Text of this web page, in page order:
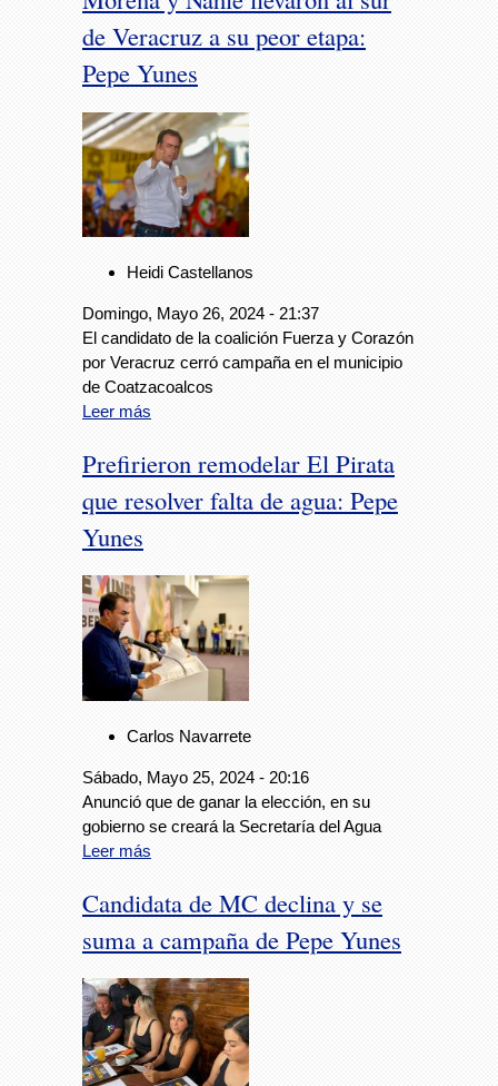
de Veracruz a su peor etapa:
Pepe Yunes
Heidi Castellanos
Domingo, Mayo 26, 2024 - 21:37
El candidato de la coalición Fuerza y Corazón
por Veracruz cerró campaña en el municipio
de Coatzacoalcos
Leer más
Prefirieron remodelar El Pirata
que resolver falta de agua: Pepe
Yunes
Carlos Navarrete
Sábado, Mayo 25, 2024 - 20:16
Anunció que de ganar la elección, en su
gobierno se creará la Secretaría del Agua
Leer más
Candidata de MC declina y se
suma a campaña de Pepe Yunes